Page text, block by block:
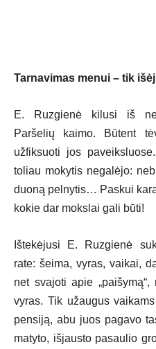
Tarnavimas menui – tik
E. Ruzgienė kilusi iš
Paršelių kaimo. Būtent
užfiksuoti jos
toliau mokytis negalėjo:
duoną pelnytis… Paskui
kokie dar mokslai gali būti!
Ištekėjusi E. Ruzgienė
rate: šeima, vyras, vaikai,
net svajoti apie
vyras. Tik užaugus
pensiją, abu juos pagavo
matyto, išjausto pasaulio